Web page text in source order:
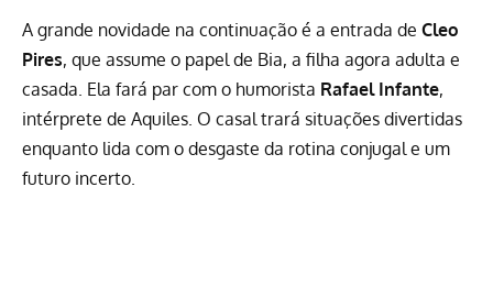
A grande novidade na continuação é a entrada de Cleo
Pires, que assume o papel de Bia, a filha agora adulta e
casada. Ela fará par com o humorista Rafael Infante,
intérprete de Aquiles. O casal trará situações divertidas
enquanto lida com o desgaste da rotina conjugal e um
futuro incerto.